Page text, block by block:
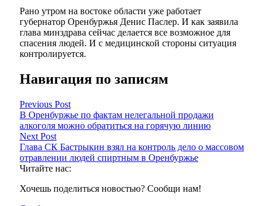
Рано утром на востоке области уже работает
губернатор Оренбуржья Денис Паслер. И как заявила
глава минздрава сейчас делается все возможное для
спасения людей. И с медицинской стороны ситуация
контролируется.
Навигация по записям
Previous Post
В Оренбуржье по фактам нелегальной продажи
алкоголя можно обратиться на горячую линию
Next Post
Глава СК Бастрыкин взял на контроль дело о массовом
отравлении людей спиртным в Оренбуржье
Читайте нас:
Хочешь поделиться новостью? Сообщи нам!